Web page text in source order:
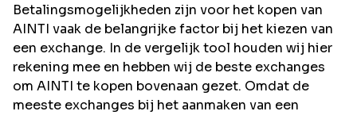
Betalingsmogelijkheden zijn voor het kopen van
AINTI vaak de belangrijke factor bij het kiezen van
een exchange. In de vergelijk tool houden wij hier
rekening mee en hebben wij de beste exchanges
om AINTI te kopen bovenaan gezet. Omdat de
meeste exchanges bij het aanmaken van een